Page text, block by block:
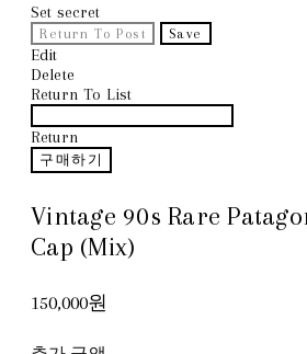
Set secret
Return To Post Save
Edit
Delete
Return To List
Return
구매하기
Vintage 90s Rare
Cap (Mix)
150,000원